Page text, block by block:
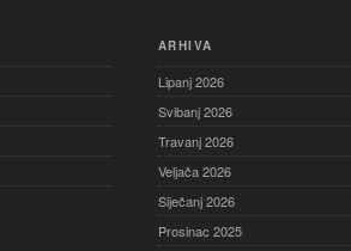
ARHIVA
Lipanj 2026
Svibanj 2026
Travanj 2026
Veljača 2026
Siječanj 2026
Prosinac 2025